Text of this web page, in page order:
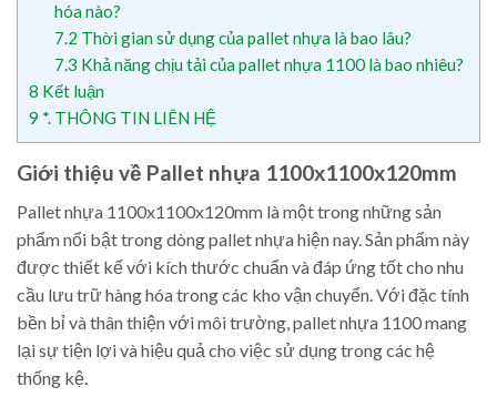
hóa nào?
7.2 Thời gian sử dụng của pallet nhựa là bao lâu?
7.3 Khả năng chịu tải của pallet nhựa 1100 là bao nhiêu?
8 Kết luận
9 *. THÔNG TIN LIÊN HỆ
Giới thiệu về Pallet nhựa 1100x1100x120mm
Pallet nhựa 1100x1100x120mm là một trong những sản
phẩm nổi bật trong dòng pallet nhựa hiện nay. Sản phẩm này
được thiết kế với kích thước chuẩn và đáp ứng tốt cho nhu
cầu lưu trữ hàng hóa trong các kho vận chuyển. Với đặc tính
bền bỉ và thân thiện với môi trường, pallet nhựa 1100 mang
lại sự tiện lợi và hiệu quả cho việc sử dụng trong các hệ
thống kệ.